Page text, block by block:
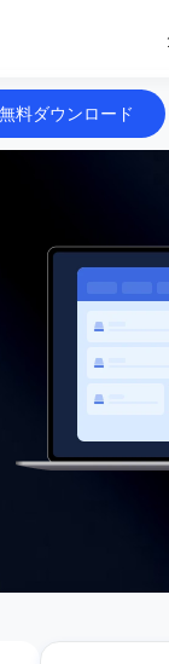
無料ダウンロード